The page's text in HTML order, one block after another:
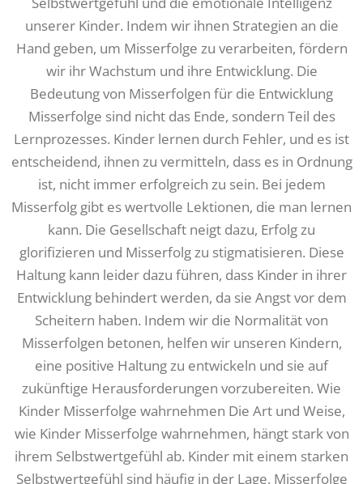
unserer Kinder. Indem wir ihnen Strategien an die
Hand geben, um Misserfolge zu verarbeiten, fördern
wir ihr Wachstum und ihre Entwicklung. Die
Bedeutung von Misserfolgen für die Entwicklung
Misserfolge sind nicht das Ende, sondern Teil des
Lernprozesses. Kinder lernen durch Fehler, und es ist
entscheidend, ihnen zu vermitteln, dass es in Ordnung
ist, nicht immer erfolgreich zu sein. Bei jedem
Misserfolg gibt es wertvolle Lektionen, die man lernen
kann. Die Gesellschaft neigt dazu, Erfolg zu
glorifizieren und Misserfolg zu stigmatisieren. Diese
Haltung kann leider dazu führen, dass Kinder in ihrer
Entwicklung behindert werden, da sie Angst vor dem
Scheitern haben. Indem wir die Normalität von
Misserfolgen betonen, helfen wir unseren Kindern,
eine positive Haltung zu entwickeln und sie auf
zukünftige Herausforderungen vorzubereiten. Wie
Kinder Misserfolge wahrnehmen Die Art und Weise,
wie Kinder Misserfolge wahrnehmen, hängt stark von
ihrem Selbstwertgefühl ab. Kinder mit einem starken
Selbstwertgefühl sind häufig in der Lage, Misserfolge